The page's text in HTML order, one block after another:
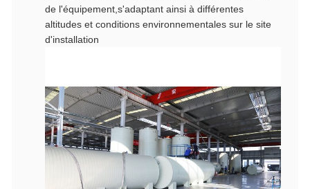
de l'équipement,s'adaptant ainsi à différentes
altitudes et conditions environnementales sur le site
d'installation